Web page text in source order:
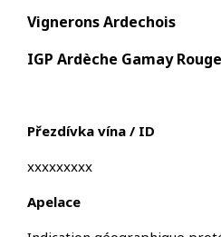
Vignerons Ardechois
IGP Ardèche Gamay
Přezdívka vína / ID
xxxxxxxxx
Apelace